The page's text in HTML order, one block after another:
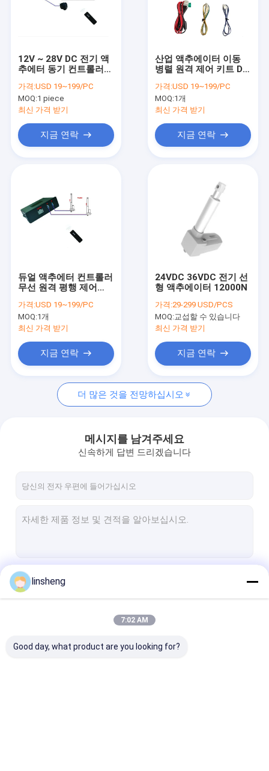
우리에 대하여
뉴스
인용문을 요구하세요
선 작동기 제어기들
아주 튼튼하 선형 작동기
칼럼 작동기를 높이기
파워 윈도우 모터 장비
차량 보안 경보 시스템
12V ~ 28V DC 전기 액
추에터 동기 컨트롤러
가격:USD 19~199/PC
MOQ:1 piece
최신 가격 받기
지금 연락
산업 액추에이터 이동
병렬 원격 제어 키트 DC
가격:USD 19~199/PC
MOQ:1개
최신 가격 받기
지금 연락
듀얼 액추에터 컨트롤러
무선 원격 평행 제어
가격:USD 19~199/PC
MOQ:1개
최신 가격 받기
지금 연락
24VDC 36VDC 전기 선
형 액추에이터 12000N
가격:29-299 USD/PCS
MOQ:교섭할 수 있습니다
최신 가격 받기
지금 연락
더 많은 것을 전망하십시오
메시지를 남겨주세요
신속하게 답변 드리겠습니다
linsheng
7:02 AM
Good day, what product are you looking for?